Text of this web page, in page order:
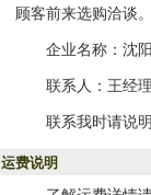
顾客前来选购洽谈。
企业名称：沈
联系人：王经
联系我时请说
运费说明